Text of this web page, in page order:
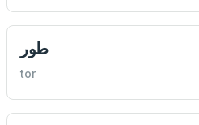
طور
tor